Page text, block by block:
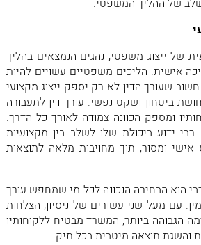
של ההליך המשפטי.
של ייצוג משפטי, נהגים הנמצאים בהליך
אישית. הליכים משפטיים עשויים להיות
שעורך הדין לא רק יספק ייצוג מקצועי
ביטחון ושקט נפשי. עורך דין לתעבורה
ומספק הכוונה צמודה לאורך כל הדרך.
ידוע ביכולת שלו לשלב בין מקצועיות
ומסור, תוך מחויבות מלאה לתוצאות
הוא הבחירה הנכונה לכל מי שמחפש עורך
עם מעל שני עשורים של ניסיון, הצלחות
הגבוהה ביותר, המשרד מבטיח ללקוחותיו
והשגת תוצאה מיטבית בכל תיק.